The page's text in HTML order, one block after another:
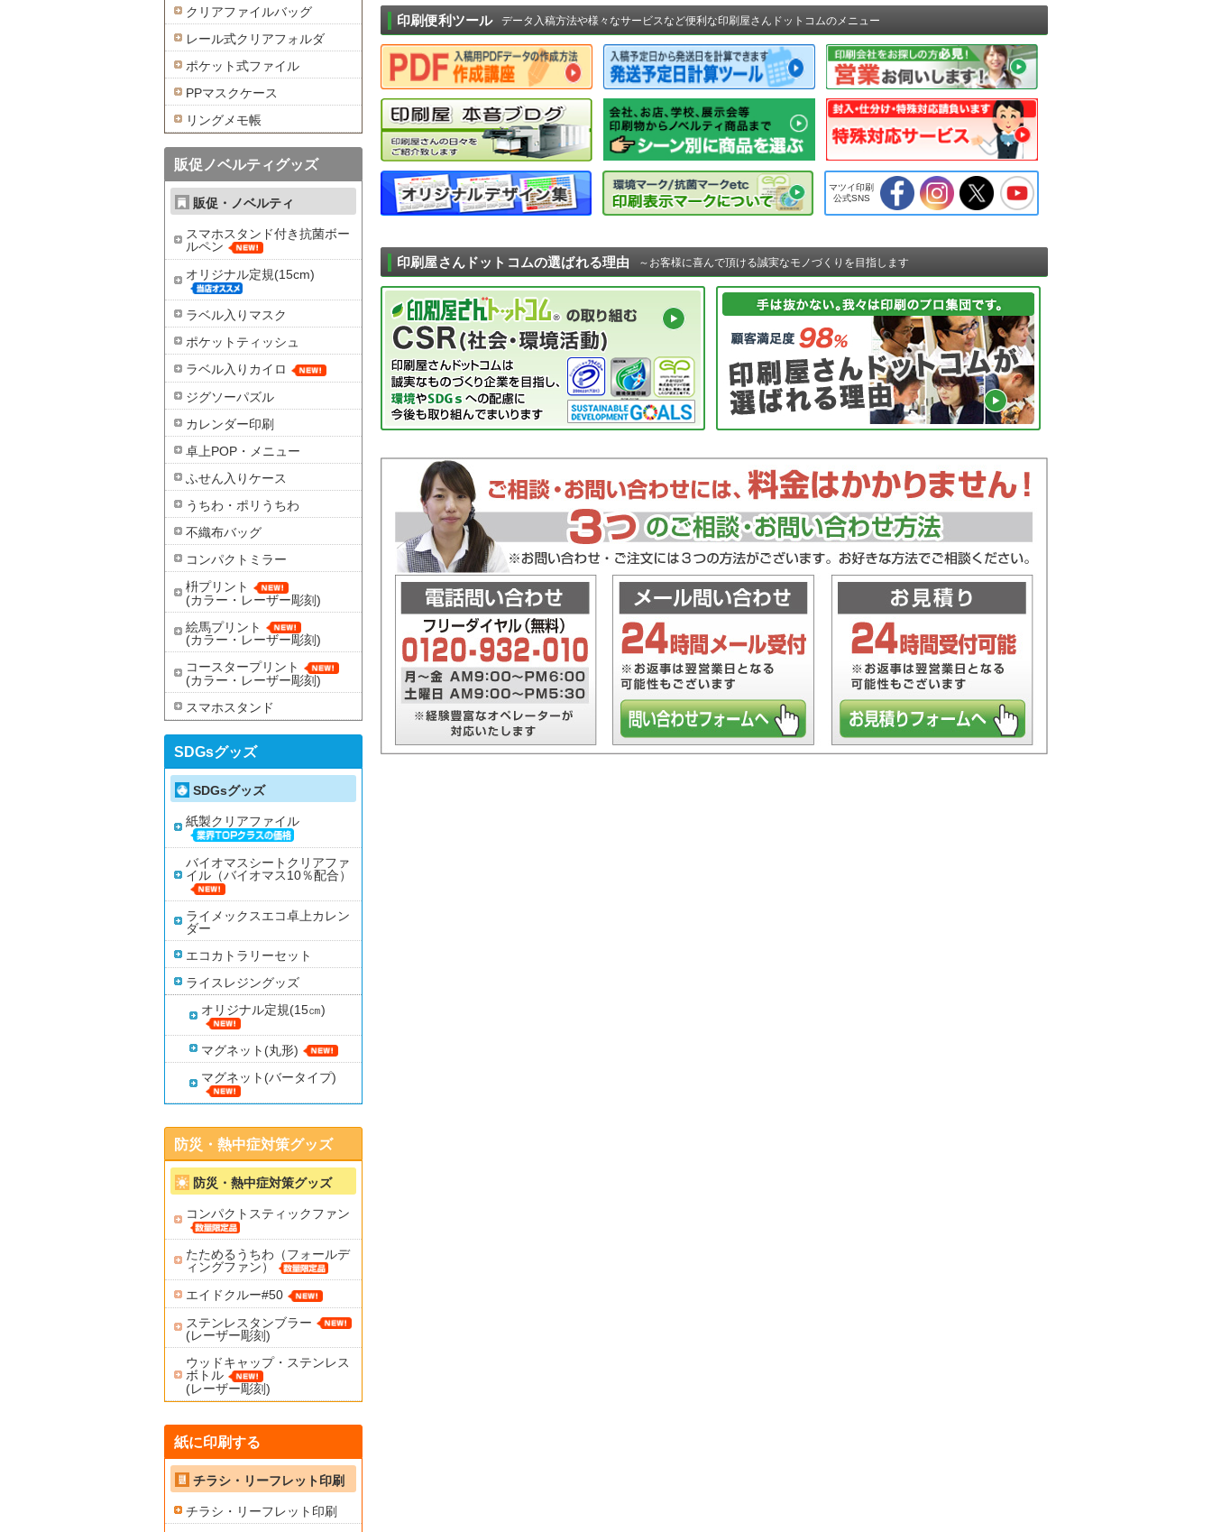
印刷便利ツール データ入稿方法や様々なサービスなど便利な印刷屋さんドットコムのメニュー
マツイ印刷
公式SNS
印刷屋さんドットコムの選ばれる理由 ～お客様に喜んで頂ける誠実なモノづくりを目指します
クリアファイルバッグ
レール式クリアフォルダ
ポケット式ファイル
PPマスクケース
リングメモ帳
販促ノベルティグッズ
販促・ノベルティ
スマホスタンド付き抗菌ボー
ルペン
オリジナル定規(15cm)
ラベル入りマスク
ポケットティッシュ
ラベル入りカイロ
ジグソーパズル
カレンダー印刷
卓上POP・メニュー
ふせん入りケース
うちわ・ポリうちわ
不織布バッグ
コンパクトミラー
枡プリント
(カラー・レーザー彫刻)
絵馬プリント
(カラー・レーザー彫刻)
コースタープリント
(カラー・レーザー彫刻)
スマホスタンド
SDGsグッズ
SDGsグッズ
紙製クリアファイル
バイオマスシートクリアファ
イル（バイオマス10％配合）
ライメックスエコ卓上カレン
ダー
エコカトラリーセット
ライスレジングッズ
オリジナル定規(15㎝)
マグネット(丸形)
マグネット(バータイプ)
防災・熱中症対策グッズ
防災・熱中症対策グッズ
コンパクトスティックファン
たためるうちわ（フォールデ
ィングファン）
エイドクルー#50
ステンレスタンブラー
(レーザー彫刻)
ウッドキャップ・ステンレス
ボトル
(レーザー彫刻)
紙に印刷する
チラシ・リーフレット印刷
チラシ・リーフレット印刷